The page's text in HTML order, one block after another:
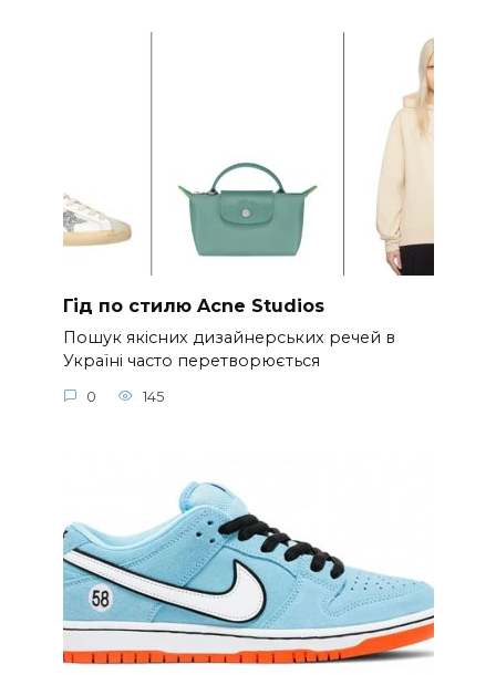
Гід по стилю Acne Studios
Пошук якісних дизайнерських речей в
Україні часто перетворюється
0 145